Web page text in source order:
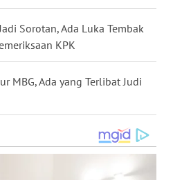
Sorotan, Ada Luka Tembak
KPK
MBG, Ada yang Terlibat Judi